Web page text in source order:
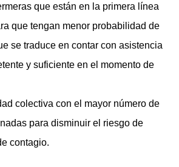
que están en la primera línea
que tengan menor probabilidad de
se traduce en contar con asistencia
y suficiente en el momento de
colectiva con el mayor número de
para disminuir el riesgo de
contagio.